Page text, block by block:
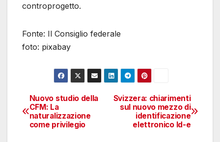
controprogetto.
Fonte: Il Consiglio federale
foto: pixabay
Navigazione
articoli
Svizzera: chiarimenti
sul nuovo mezzo di
identificazione
elettronico Id-e
Nuovo studio della
CFM: La
naturalizzazione
come privilegio